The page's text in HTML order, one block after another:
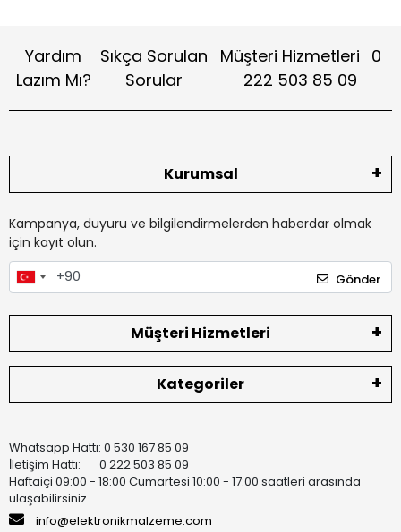
Yardım
Lazım Mı?
Sıkça Sorulan
Sorular
Müşteri Hizmetleri 0
222 503 85 09
Kurumsal
Kampanya, duyuru ve bilgilendirmelerden haberdar olmak
için kayıt olun.
Gönder
Müşteri Hizmetleri
Kategoriler
Whatsapp Hattı: 0 530 167 85 09
İletişim Hattı: 0 222 503 85 09
Haftaiçi 09:00 - 18:00 Cumartesi 10:00 - 17:00 saatleri arasında
ulaşabilirsiniz.
info@elektronikmalzeme.com